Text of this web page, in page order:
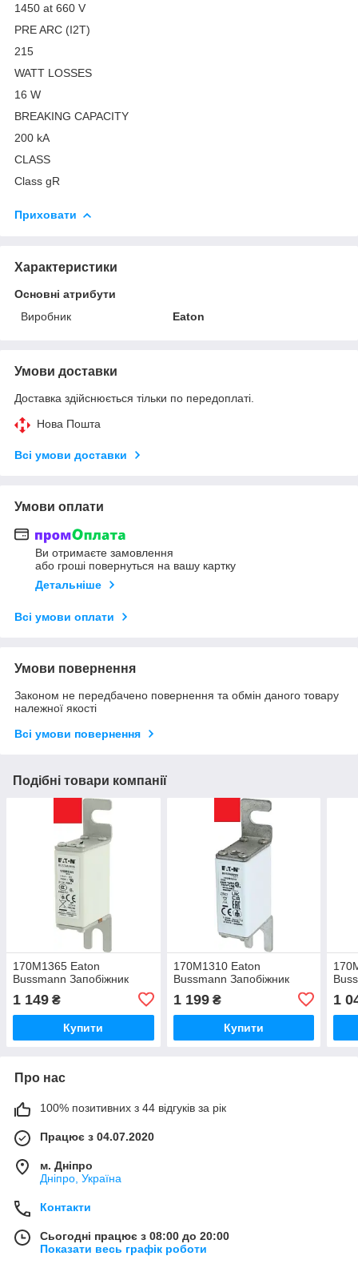
1450 at 660 V
PRE ARC (I2T)
215
WATT LOSSES
16 W
BREAKING CAPACITY
200 kA
CLASS
Class gR
Приховати
Характеристики
Основні атрибути
Виробник
Eaton
Умови доставки
Доставка здійснюється тільки по передоплаті.
Нова Пошта
Всі умови доставки
Умови оплати
Ви отримаєте замовлення
або гроші повернуться на вашу картку
Детальніше
Всі умови оплати
Умови повернення
Законом не передбачено повернення та обмін даного товару
належної якості
Всі умови повернення
Подібні товари компанії
170M1365 Eaton
Bussmann Запобіжник
1 149 ₴
Купити
170M1310 Eaton
Bussmann Запобіжник
1 199₴
Купити
1
Про нас
100% позитивних з 44 відгуків за рік
Працює з 04.07.2020
м. Дніпро
Дніпро, Україна
Контакти
Сьогодні працює з 08:00 до 20:00
Показати весь графік роботи